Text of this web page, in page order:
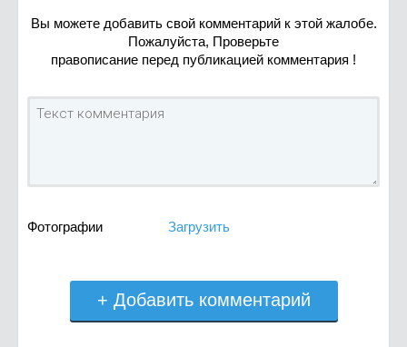
Вы можете добавить свой комментарий к этой жалобе.
Пожалуйста, Проверьте
правописание перед публикацией комментария !
Фотографии Загрузить
+ Добавить комментарий